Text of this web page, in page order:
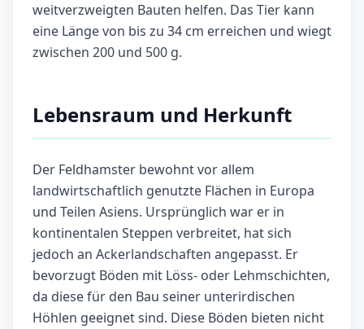
weitverzweigten Bauten helfen. Das Tier kann
eine Länge von bis zu 34 cm erreichen und wiegt
zwischen 200 und 500 g.
Lebensraum und Herkunft
Der Feldhamster bewohnt vor allem
landwirtschaftlich genutzte Flächen in Europa
und Teilen Asiens. Ursprünglich war er in
kontinentalen Steppen verbreitet, hat sich
jedoch an Ackerlandschaften angepasst. Er
bevorzugt Böden mit Löss- oder Lehmschichten,
da diese für den Bau seiner unterirdischen
Höhlen geeignet sind. Diese Böden bieten nicht